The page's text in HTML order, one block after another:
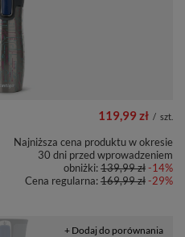
119,99 zł / szt.
Najniższa cena produktu w okresie
30 dni przed wprowadzeniem
obniżki:139,99 zł-14%
Cena regularna:169,99 zł-29%
+ Dodaj do porównania